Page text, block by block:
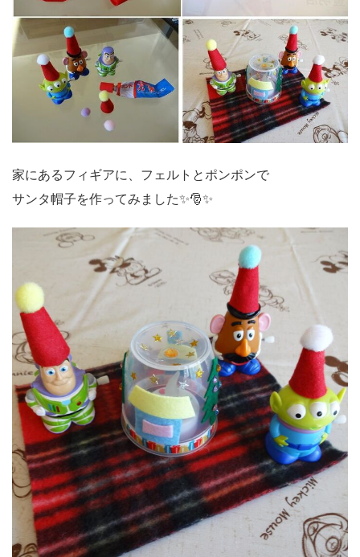
家にあるフィギアに、フェルトとポンポンで
サンタ帽子を作ってみました✨🎅✨